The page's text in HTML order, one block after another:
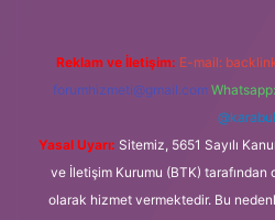
Reklam ve İletişim: E-mail:
forumhizmeti@gmail.com
@karabul
Yasal Uyarı: Sitemiz, 5651 Sayılı
ve İletişim Kurumu (BTK) tarafından
olarak hizmet vermektedir. Bu